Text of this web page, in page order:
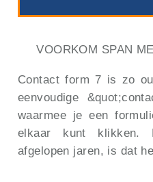
VOORKOM SPAN
Contact form 7 is zo
eenvoudige
waarmee je een
elkaar kunt klikken.
afgelopen jaren, is dat